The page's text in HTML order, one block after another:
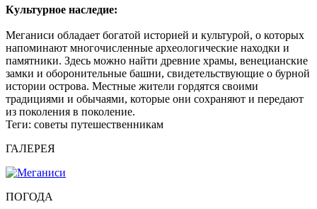
Культурное наследие:
Меганиси обладает богатой историей и культурой, о которых
напоминают многочисленные археологические находки и
памятники. Здесь можно найти древние храмы, венецианские
замки и оборонительные башни, свидетельствующие о бурной
истории острова. Местные жители гордятся своими
традициями и обычаями, которые они сохраняют и передают
из поколения в поколение.
Теги: советы путешественникам
ГАЛЕРЕЯ
ПОГОДА